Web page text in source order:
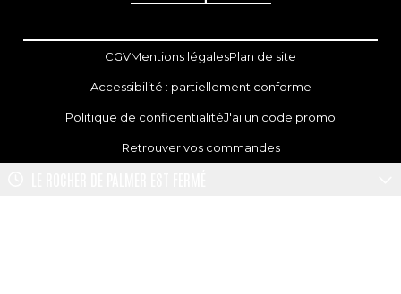
CGVMentions légalesPlan de site
Accessibilité : partiellement conforme
Politique de confidentialitéJ'ai un code promo
Retrouver vos commandes